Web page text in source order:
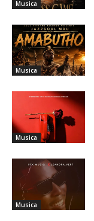
Musica
Musica
Musica
Musica